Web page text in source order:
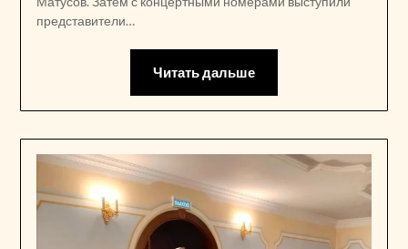
представители…
Читать дальше